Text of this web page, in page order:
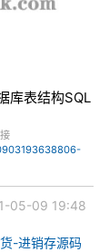
库表结构SQL
05-09 19:48
-进销存源码